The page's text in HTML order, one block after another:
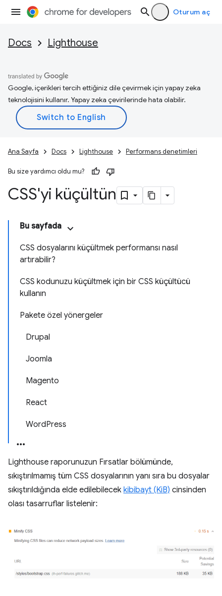
Oturum aç
Docs Lighthouse
Google, içerikleri tercih ettiğiniz dile çevirmek için yapay zeka
teknolojisini kullanır. Yapay zeka çevirilerinde hata olabilir.
Ana Sayfa Docs Lighthouse Performans denetimleri
Bu size yardımcı oldu mu?
CSS'yi küçültün
Bu sayfada
CSS dosyalarını küçültmek performansı nasıl
artırabilir?
CSS kodunuzu küçültmek için bir CSS küçültücü
kullanın
Pakete özel yönergeler
Drupal
Joomla
Magento
React
WordPress
Lighthouse raporunuzun Fırsatlar bölümünde,
sıkıştırılmamış tüm CSS dosyalarının yanı sıra bu dosyalar
sıkıştırıldığında elde edilebilecek kibibayt (KiB) cinsinden
olası tasarruflar listelenir: